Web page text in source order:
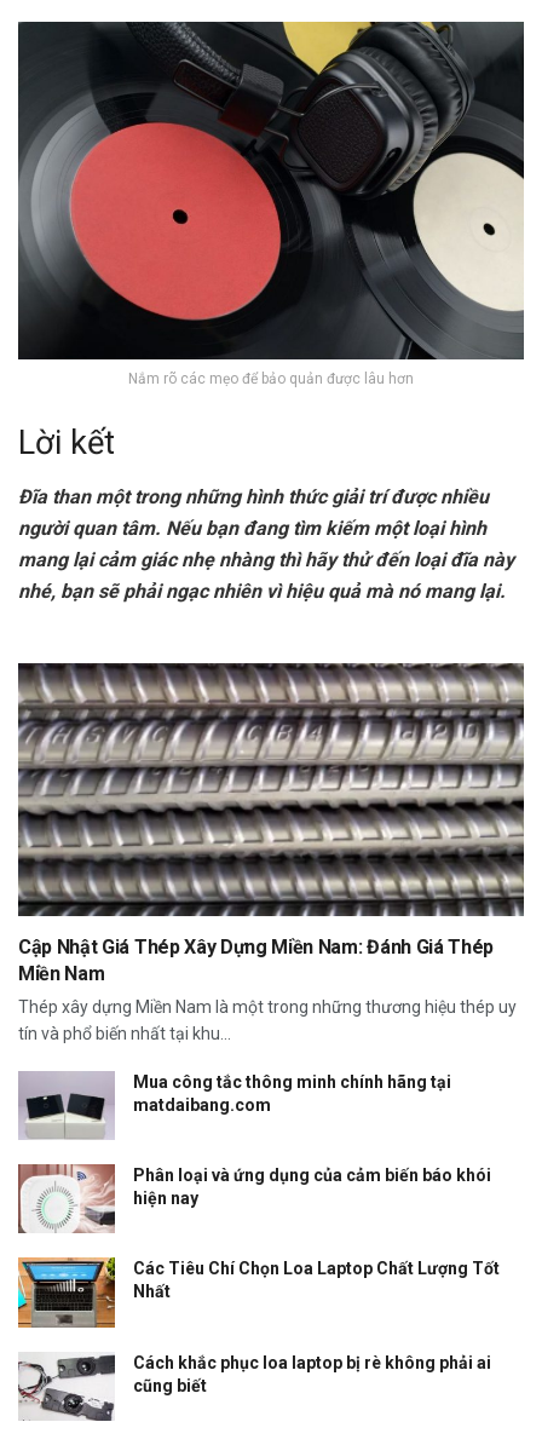
Nắm rõ các mẹo để bảo quản được lâu hơn
Lời kết
Đĩa than một trong những hình thức giải trí được nhiều
người quan tâm. Nếu bạn đang tìm kiếm một loại hình
mang lại cảm giác nhẹ nhàng thì hãy thử đến loại đĩa này
nhé, bạn sẽ phải ngạc nhiên vì hiệu quả mà nó mang lại.
Cập Nhật Giá Thép Xây Dựng Miền Nam: Đánh Giá Thép
Miền Nam
Thép xây dựng Miền Nam là một trong những thương hiệu thép uy
tín và phổ biến nhất tại khu...
Mua công tắc thông minh chính hãng tại
matdaibang.com
Phân loại và ứng dụng của cảm biến báo khói
hiện nay
Các Tiêu Chí Chọn Loa Laptop Chất Lượng Tốt
Nhất
Cách khắc phục loa laptop bị rè không phải ai
cũng biết